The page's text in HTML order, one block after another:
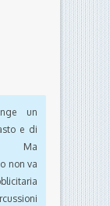
un
e di
Ma
non va